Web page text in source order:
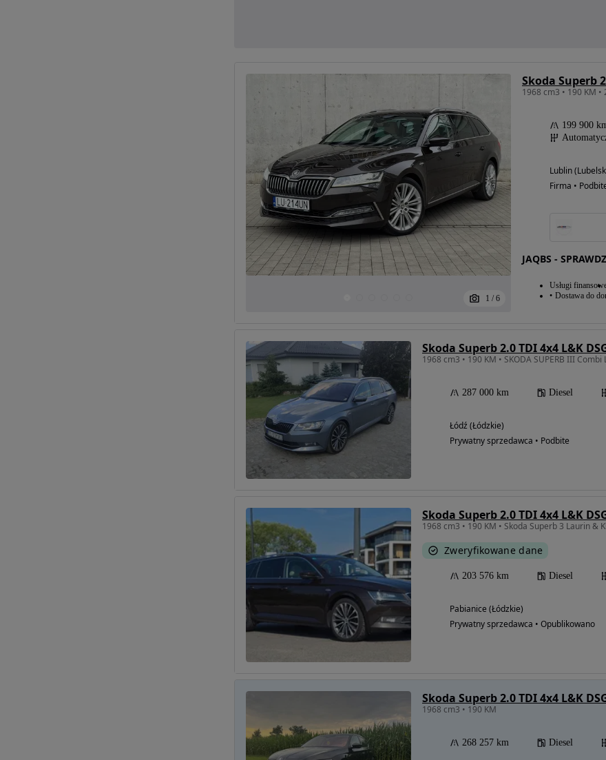
1 / 6
Skoda Superb
199 900
Lublin
Firma •
JAQBS -
Usługi
Dostawa do
Skoda Superb 2.0 TDI 4x4 L&K
1968 cm3 • 190 KM • SKODA SUPERB III
287 000 km Diesel
Łódź (Łódzkie)
Prywatny sprzedawca • Podbite
Skoda Superb 2.0 TDI 4x4 L&K
1968 cm3 • 190 KM • Skoda Superb 3 Laurin &
Zweryfikowane dane
203 576 km Diesel
Pabianice (Łódzkie)
Prywatny sprzedawca • Opublikowano
Skoda Superb 2.0 TDI 4x4 L&K
1968 cm3 • 190 KM
268 257 km Diesel